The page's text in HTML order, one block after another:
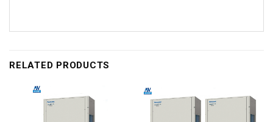
RELATED PRODUCTS